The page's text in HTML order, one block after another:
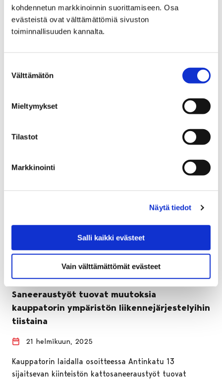
kohdennetun markkinoinnin suorittamiseen. Osa
evästeistä ovat välttämättömiä sivuston
toiminnallisuuden kannalta.
valinta
Välttämätön
Mieltymykset
Tilastot
Markkinointi
Näytä tiedot
Salli kaikki evästeet
Vain välttämättömät evästeet
uudistuu aiempaa selkeämmäksi tulevana
kesänä
tapahtuva kesätoiminta uudistuu vuodesta 2025
opetusyksiköstä nuorisoyksikölle. Tämä selkeyttää
koordinointia,…
Saneeraustyöt tuovat muutoksia
kauppatorin ympäristön liikennejärjestelyihin
tiistaina
21 helmikuun, 2025
Kauppatorin laidalla osoitteessa Antinkatu 13
sijaitsevan kiinteistön kattosaneeraustyöt tuovat